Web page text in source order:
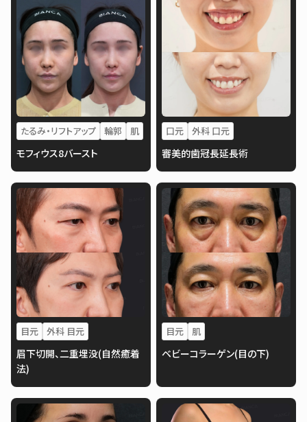
たるみ・リフトアップ 輪郭 肌
モフィウス8バースト
口元 外科 口元
審美的歯冠長延長術
目元 外科 目元
眉下切開、二重埋没(自然癒着
法)
目元 肌
ベビーコラーゲン(目の下)